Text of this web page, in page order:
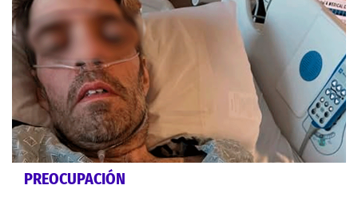
PREOCUPACIÓN